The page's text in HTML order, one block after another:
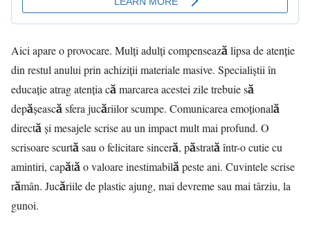
Aici apare o provocare. Mulți adulți compensează lipsa de atenție
din restul anului prin achiziții materiale masive. Specialiștii în
educație atrag atenția că marcarea acestei zile trebuie să
depășească sfera jucăriilor scumpe. Comunicarea emoțională
directă și mesajele scrise au un impact mult mai profund. O
scrisoare scurtă sau o felicitare sinceră, păstrată într-o cutie cu
amintiri, capătă o valoare inestimabilă peste ani. Cuvintele scrise
rămân. Jucăriile de plastic ajung, mai devreme sau mai târziu, la
gunoi.